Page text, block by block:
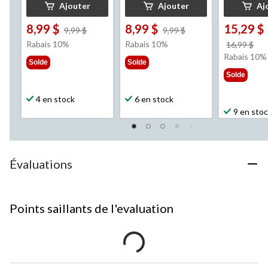
Ajouter
8,99 $ 9,99 $
Rabais 10%
Solde
4 en stock
Ajouter
8,99 $ 9,99 $
Rabais 10%
Solde
6 en stock
15,29 $
16,99 $
Rabais 10%
Solde
9 en
Évaluations
Points saillants de l'evaluation